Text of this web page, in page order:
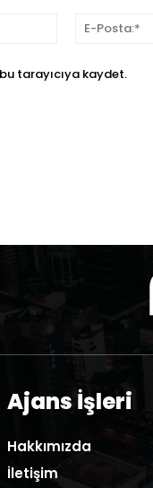
İsim:*
tarayıcıya kaydet.
Ajans İşleri
Hakkımızda
İletişim